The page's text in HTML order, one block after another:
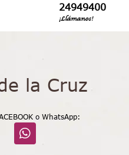
24949400
¡Llámanos!
la Cruz
o WhatsApp: